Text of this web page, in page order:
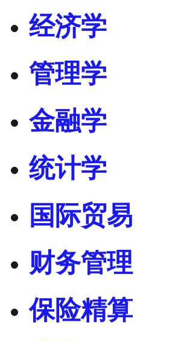
经济学
管理学
金融学
统计学
国际贸易
财务管理
保险精算